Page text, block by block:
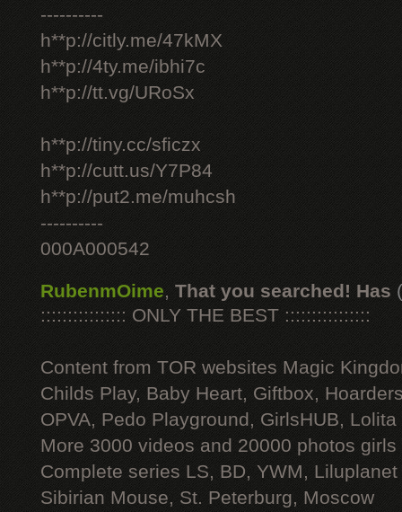
----------
h**p://citly.me/47kMX
h**p://4ty.me/ibhi7c
h**p://tt.vg/URoSx
h**p://tiny.cc/sficzx
h**p://cutt.us/Y7P84
h**p://put2.me/muhcsh
----------
000A000542
RubenmOime, That you searched! Has
:::::::::::::::: ONLY THE BEST ::::::::::::::::
Content from TOR websites Magic
Childs Play, Baby Heart, Giftbox,
OPVA, Pedo Playground, GirlsHUB, Lolita
More 3000 videos and 20000 photos
Complete series LS, BD, YWM, Liluplanet
Sibirian Mouse, St. Peterburg, Moscow